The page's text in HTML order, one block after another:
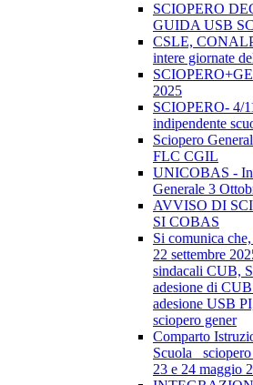
SCIOPERO
GUIDA USB
CSLE,
intere giornate
2025
SCIOPERO- 4/
indipendente
Sciopero
FLC CGIL
UNICOBAS -
Generale 3
AVVISO DI
SI COBAS
Si comunica
22 settembre
sindacali CUB,
adesione di
adesione USB
sciopero gener
Comparto
Scuola_
23 e 24 maggio